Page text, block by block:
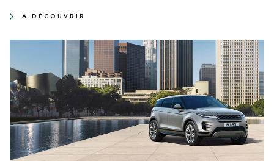
À DÉCOUVRIR